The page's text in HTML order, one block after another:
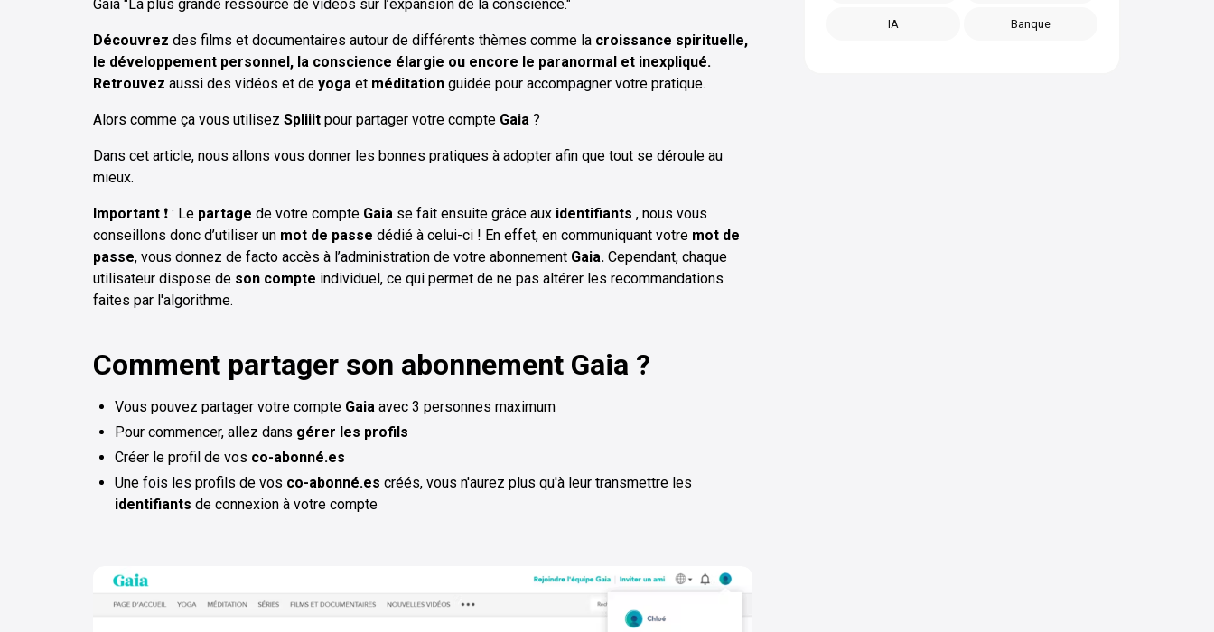
Gaia "La plus grande ressource de vidéos sur l’expansion de la conscience."
Découvrez des films et documentaires autour de différents thèmes comme la croissance spirituelle,
le développement personnel, la conscience élargie ou encore le paranormal et inexpliqué.
Retrouvez aussi des vidéos et de yoga et méditation guidée pour accompagner votre pratique.
Alors comme ça vous utilisez Spliiit pour partager votre compte Gaia ?
Dans cet article, nous allons vous donner les bonnes pratiques à adopter afin que tout se déroule au
mieux.
Important ❗ : Le partage de votre compte Gaia se fait ensuite grâce aux identifiants , nous vous
conseillons donc d’utiliser un mot de passe dédié à celui-ci ! En effet, en communiquant votre mot de
passe, vous donnez de facto accès à l’administration de votre abonnement Gaia. Cependant, chaque
utilisateur dispose de son compte individuel, ce qui permet de ne pas altérer les recommandations
faites par l'algorithme.
Comment partager son abonnement Gaia ?
Vous pouvez partager votre compte Gaia avec 3 personnes maximum
Pour commencer, allez dans gérer les profils
Créer le profil de vos co-abonné.es
Une fois les profils de vos co-abonné.es créés, vous n'aurez plus qu'à leur transmettre les
identifiants de connexion à votre compte
IA Banque